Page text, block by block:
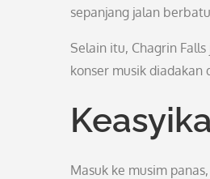
sepanjang jalan
Selain itu, Chagrin
konser musik
Masuk ke musim